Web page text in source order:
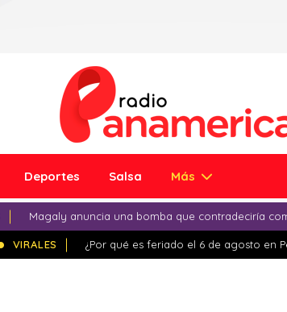
Deportes Salsa Más
Magaly anuncia una bomba que contradeciría
VIRALES ¿Por qué es feriado el 6 de agosto en